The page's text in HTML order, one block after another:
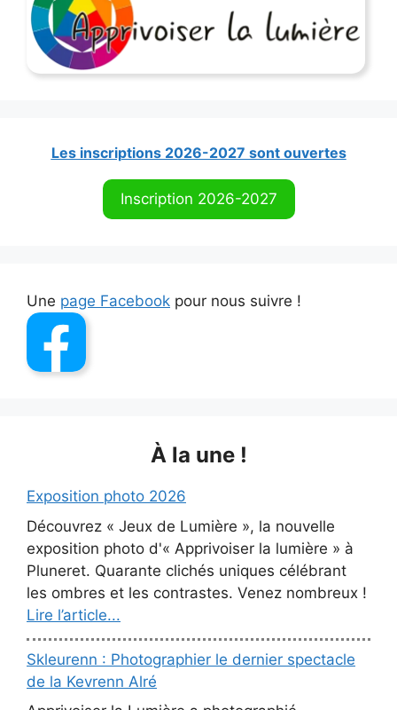
Les inscriptions 2026-2027 sont ouvertes
Inscription 2026-2027
Une page Facebook pour nous suivre !
À la une !
Exposition photo 2026
Découvrez « Jeux de Lumière », la nouvelle
exposition photo d'« Apprivoiser la lumière » à
Pluneret. Quarante clichés uniques célébrant
les ombres et les contrastes. Venez nombreux !
Lire l’article...
Skleurenn : Photographier le dernier spectacle
de la Kevrenn Alré